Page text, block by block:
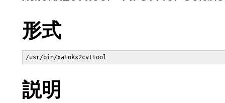
形式
/usr/bin/xatokx2cvttool
説明